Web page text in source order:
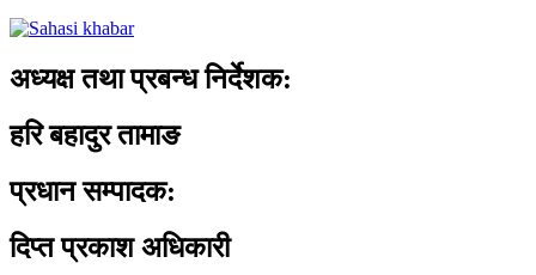
अध्यक्ष तथा प्रबन्ध निर्देशक:
हरि बहादुर तामाङ
प्रधान सम्पादक:
दिप्त प्रकाश अधिकारी